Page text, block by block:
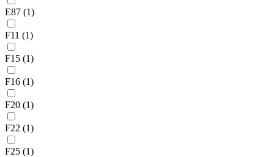
E87 (1)
F11 (1)
F15 (1)
F16 (1)
F20 (1)
F22 (1)
F25 (1)